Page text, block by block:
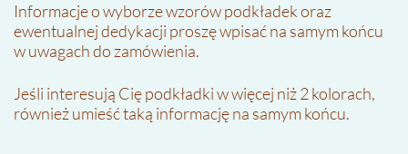
Informacje o wyborze wzorów podkładek oraz
ewentualnej dedykacji proszę wpisać na samym końcu
w uwagach do zamówienia.
Jeśli interesują Cię podkładki w więcej niż 2 kolorach,
również umieść taką informację na samym końcu.